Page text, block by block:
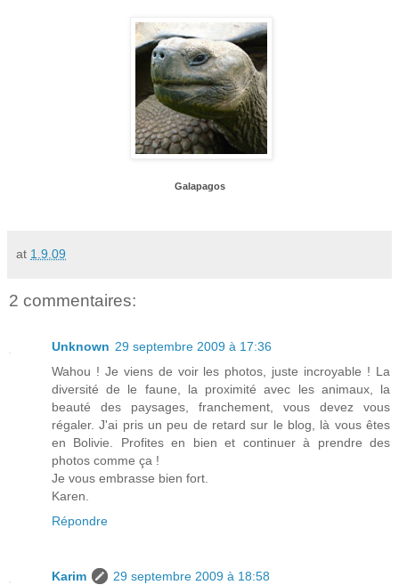
Galapagos
at 1.9.09
2 commentaires:
Unknown 29 septembre 2009 à 17:36
Wahou ! Je viens de voir les photos, juste incroyable ! La
diversité de le faune, la proximité avec les animaux, la
beauté des paysages, franchement, vous devez vous
régaler. J'ai pris un peu de retard sur le blog, là vous êtes
en Bolivie. Profites en bien et continuer à prendre des
photos comme ça !
Je vous embrasse bien fort.
Karen.
Répondre
Karim
29 septembre 2009 à 18:58